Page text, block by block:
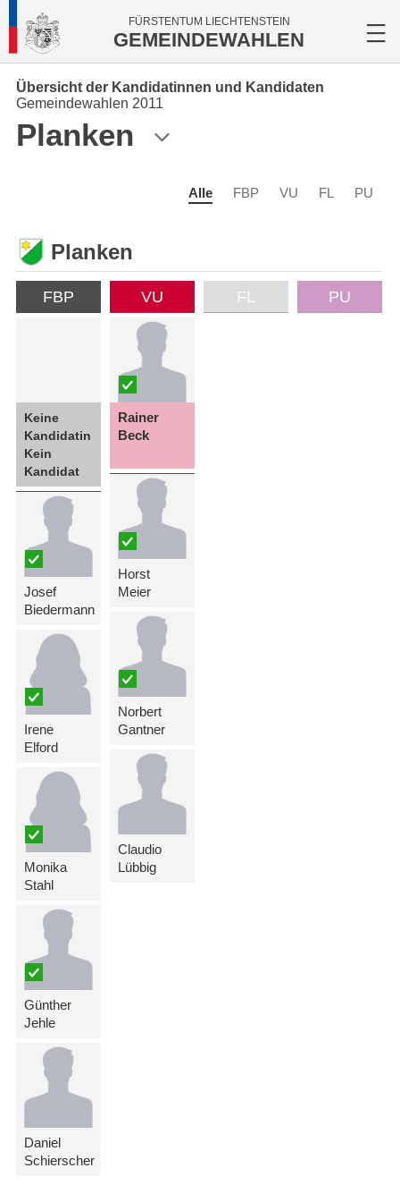
FÜRSTENTUM LIECHTENSTEIN
GEMEINDEWAHLEN
Übersicht der Kandidatinnen und Kandidaten
Gemeindewahlen 2011
Planken
Alle FBP VU FL PU
Planken
FBP
Keine
Kandidatin
Kein
Kandidat
Josef
Biedermann
Irene
Elford
Monika
Stahl
Günther
Jehle
Daniel
Schierscher
VU
Rainer
Beck
Horst
Meier
Norbert
Gantner
Claudio
Lübbig
FL PU